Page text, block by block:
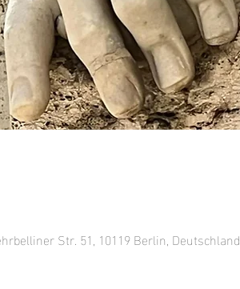
Str. 51, 10119 Berlin, Deutschland